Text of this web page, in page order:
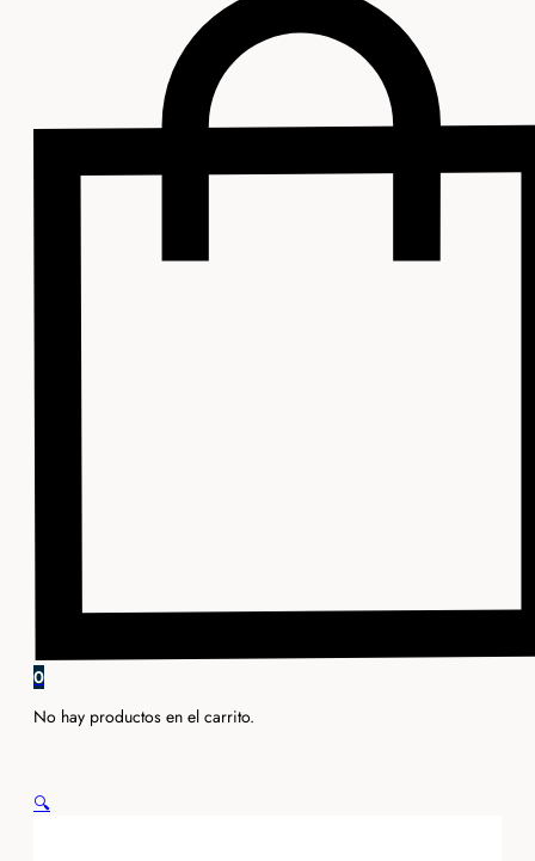
0
No hay productos en el carrito.
🔍